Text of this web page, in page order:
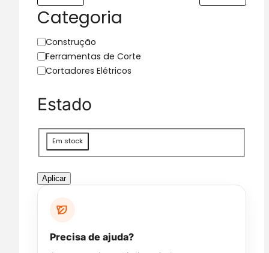
Categoria
C
a
t
o
Construção
Ferramentas de Corte
Cortadores Elétricos
Estado
i
p
b
Em stock
Aplicar
Precisa de ajuda?